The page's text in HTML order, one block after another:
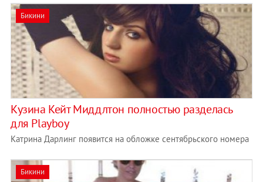
Бикини
Кузина Кейт Миддлтон полностью разделась
для Playboy
Катрина Дарлинг появится на обложке сентябрьского номера
Бикини